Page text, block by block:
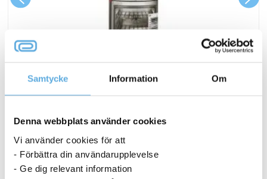
Samtycke Information Om
Denna webbplats använder cookies
Vi använder cookies för att
- Förbättra din användarupplevelse
- Ge dig relevant information
Ugns-/Grillrent
Mr
Muscle
Aerosol
I lager